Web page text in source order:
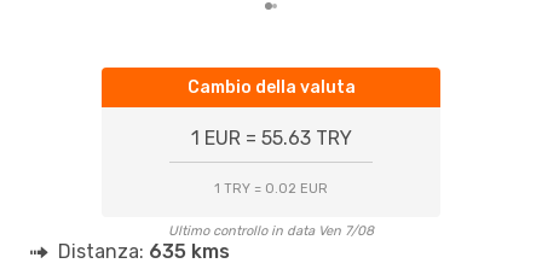
Cambio della valuta
1 EUR = 55.63 TRY
1 TRY = 0.02 EUR
Ultimo controllo in data Ven 7/08
Distanza: 635 kms